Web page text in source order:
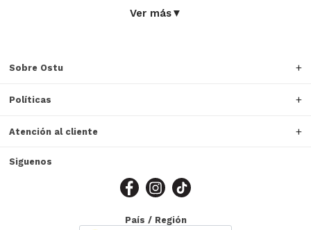
Ver más▼
Sobre Ostu
Políticas
Atención al cliente
Siguenos
País / Región